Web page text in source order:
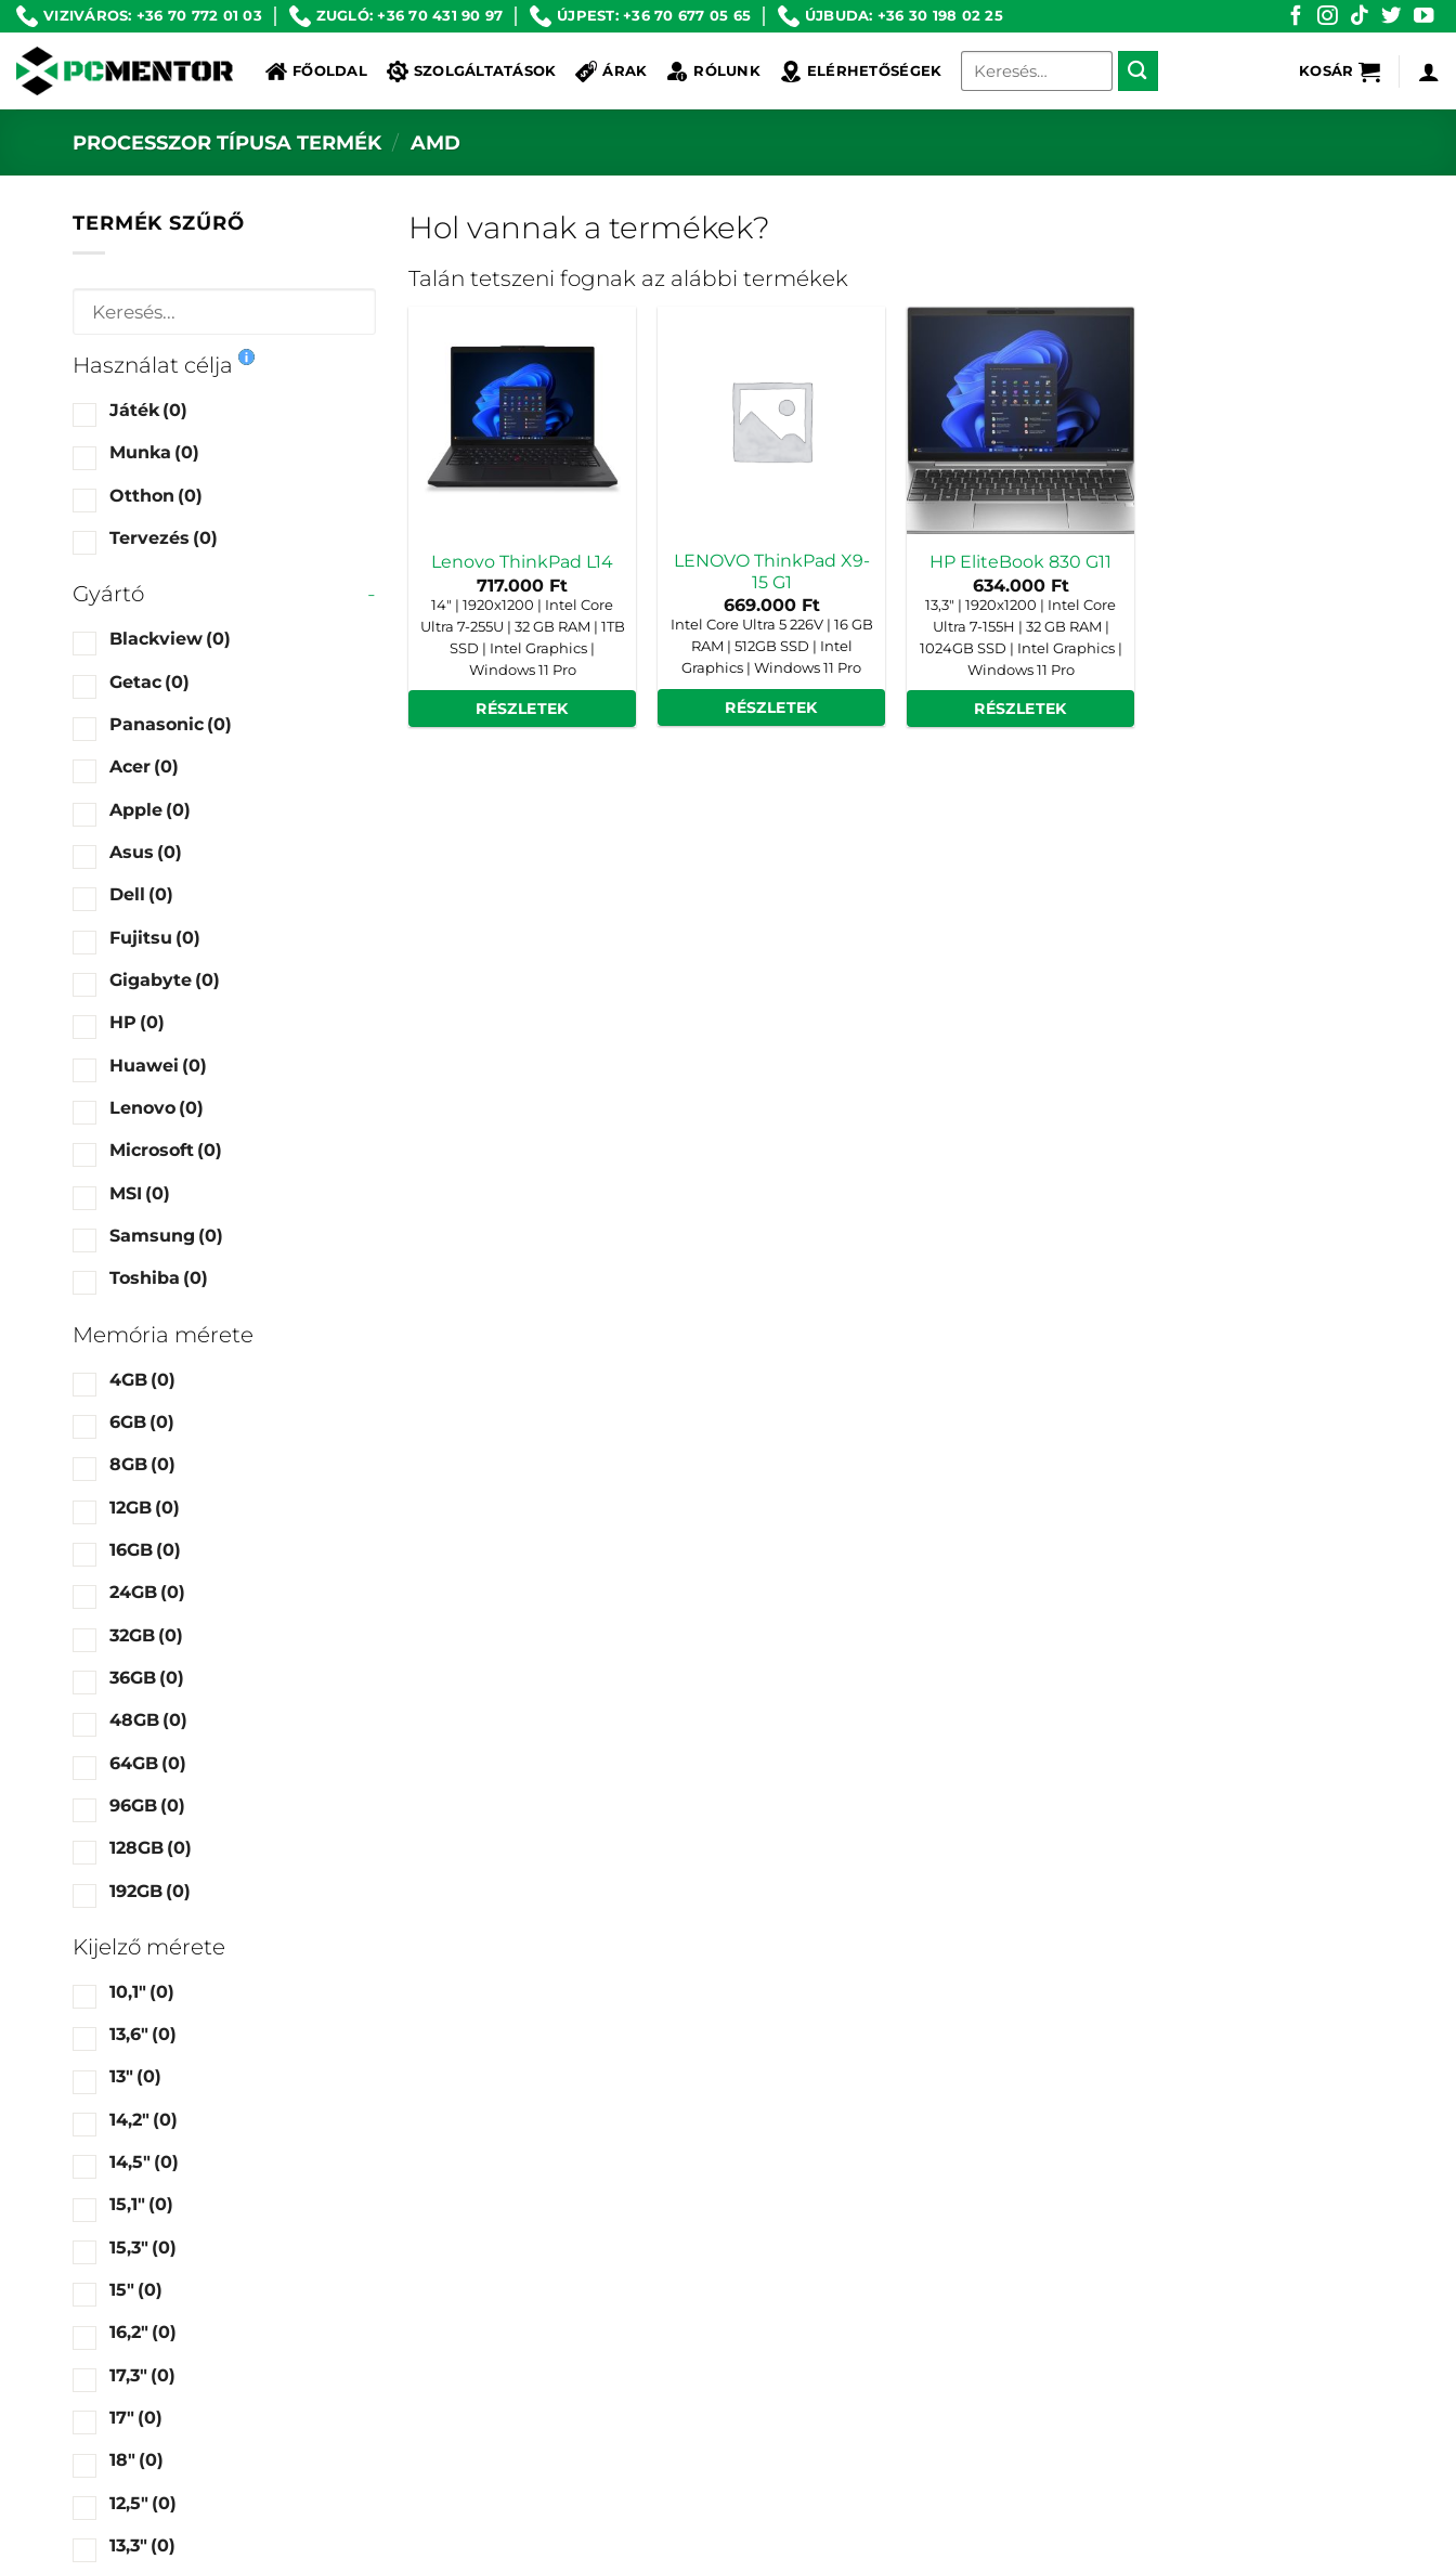
Skip
content
VIZIVÁROS: +36 70 772 01 03 ZUGLÓ: +36 70 431 90 97 ÚJPEST: +36 70 677 05 65 ÚJBUDA: +36 30 198 02 25
FŐOLDAL SZOLGÁLTATÁSOK ÁRAK RÓLUNK ELÉRHETŐSÉGEK
Keresés
következőre:
KOSÁR
PROCESSZOR TÍPUSA TERMÉK / AMD
TERMÉK SZŰRŐ
Használat célja
Játék (0)
Munka (0)
Otthon (0)
Tervezés (0)
Gyártó -
Blackview (0)
Getac (0)
Panasonic (0)
Acer (0)
Apple (0)
Asus (0)
Dell (0)
Fujitsu (0)
Gigabyte (0)
HP (0)
Huawei (0)
Lenovo (0)
Microsoft (0)
MSI (0)
Samsung (0)
Toshiba (0)
Memória mérete
4GB (0)
6GB (0)
8GB (0)
12GB (0)
16GB (0)
24GB (0)
32GB (0)
36GB (0)
48GB (0)
64GB (0)
96GB (0)
128GB (0)
192GB (0)
Kijelző mérete
10,1" (0)
13,6" (0)
13" (0)
14,2" (0)
14,5" (0)
15,1" (0)
15,3" (0)
15" (0)
16,2" (0)
17,3" (0)
17" (0)
18" (0)
12,5" (0)
13,3" (0)
Hol vannak a termékek?
Talán tetszeni fognak az alábbi termékek
Lenovo ThinkPad L14
717.000 Ft
14" | 1920x1200 | Intel Core
Ultra 7-255U | 32 GB RAM | 1TB
SSD | Intel Graphics |
Windows 11 Pro
RÉSZLETEK
LENOVO ThinkPad X9-
15 G1
669.000 Ft
Intel Core Ultra 5 226V | 16 GB
RAM | 512GB SSD | Intel
Graphics | Windows 11 Pro
RÉSZLETEK
HP EliteBook 830 G11
634.000 Ft
13,3" | 1920x1200 | Intel Core
Ultra 7-155H | 32 GB RAM |
1024GB SSD | Intel Graphics |
Windows 11 Pro
RÉSZLETEK